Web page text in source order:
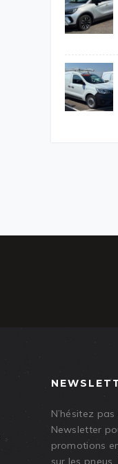
N’hésitez
Newsletter
promotions
sur les